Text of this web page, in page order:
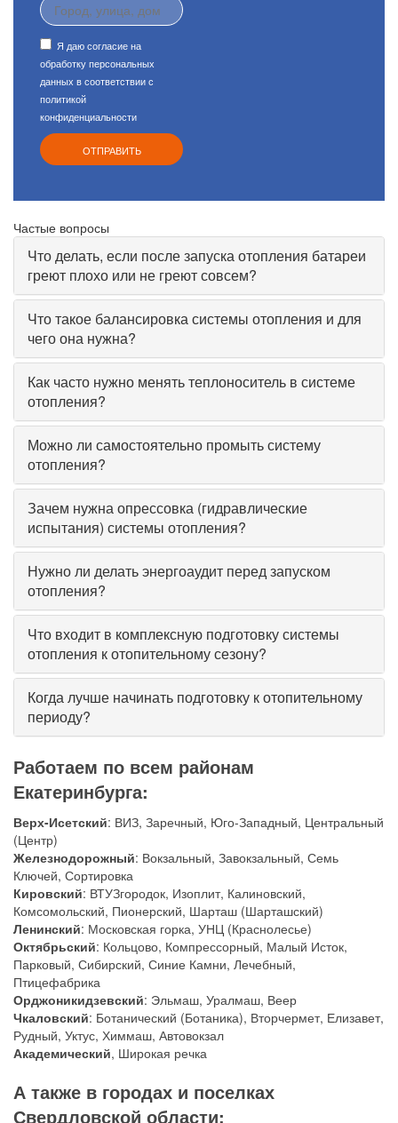
Я даю согласие на
обработку персональных
данных в соответствии с
политикой
конфиденциальности
Частые вопросы
Что делать, если после запуска отопления батареи
греют плохо или не греют совсем?
Что такое балансировка системы отопления и для
чего она нужна?
Как часто нужно менять теплоноситель в системе
отопления?
Можно ли самостоятельно промыть систему
отопления?
Зачем нужна опрессовка (гидравлические
испытания) системы отопления?
Нужно ли делать энергоаудит перед запуском
отопления?
Что входит в комплексную подготовку системы
отопления к отопительному сезону?
Когда лучше начинать подготовку к отопительному
периоду?
Работаем по всем районам
Екатеринбурга:
Верх-Исетский: ВИЗ, Заречный, Юго-Западный, Центральный
(Центр)
Железнодорожный: Вокзальный, Завокзальный, Семь
Ключей, Сортировка
Кировский: ВТУЗгородок, Изоплит, Калиновский,
Комсомольский, Пионерский, Шарташ (Шарташский)
Ленинский: Московская горка, УНЦ (Краснолесье)
Октябрьский: Кольцово, Компрессорный, Малый Исток,
Парковый, Сибирский, Синие Камни, Лечебный,
Птицефабрика
Орджоникидзевский: Эльмаш, Уралмаш, Веер
Чкаловский: Ботанический (Ботаника), Вторчермет, Елизавет,
Рудный, Уктус, Химмаш, Автовокзал
Академический, Широкая речка
А также в городах и поселках
Свердловской области: